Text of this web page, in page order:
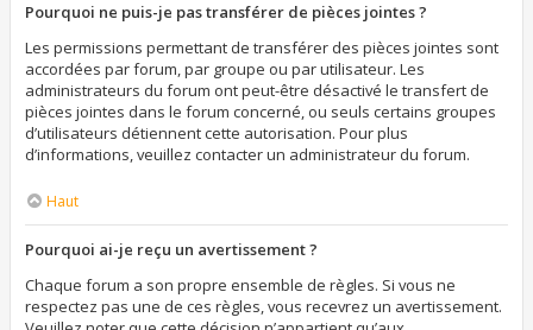
Pourquoi ne puis-je pas transférer de pièces jointes ?
Les permissions permettant de transférer des pièces jointes sont
accordées par forum, par groupe ou par utilisateur. Les
administrateurs du forum ont peut-être désactivé le transfert de
pièces jointes dans le forum concerné, ou seuls certains groupes
d’utilisateurs détiennent cette autorisation. Pour plus
d’informations, veuillez contacter un administrateur du forum.
Haut
Pourquoi ai-je reçu un avertissement ?
Chaque forum a son propre ensemble de règles. Si vous ne
respectez pas une de ces règles, vous recevrez un avertissement.